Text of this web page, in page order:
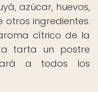
azúcar, huevos,
otros ingredientes.
cítrico de la
tarta un postre
a todos los